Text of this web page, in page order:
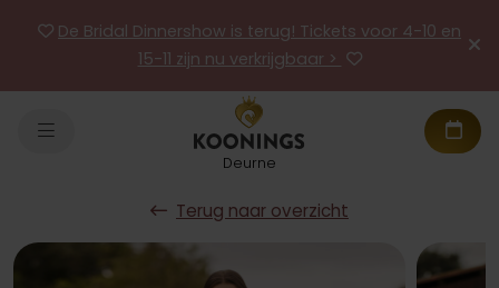
De Bridal Dinnershow is terug! Tickets voor 4-10 en
15-11 zijn nu verkrijgbaar >
Deurne
Terug naar overzicht